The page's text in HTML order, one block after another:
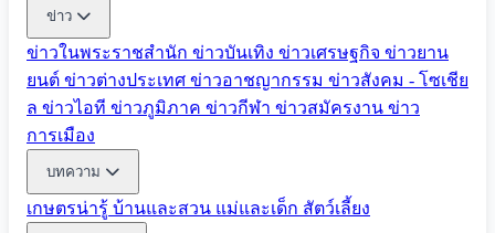
ข่าว
ข่าวในพระราชสำนัก ข่าวบันเทิง ข่าวเศรษฐกิจ ข่าวยาน
ยนต์ ข่าวต่างประเทศ ข่าวอาชญากรรม ข่าวสังคม - โซเชีย
ล ข่าวไอที ข่าวภูมิภาค ข่าวกีฬา ข่าวสมัครงาน ข่าว
การเมือง
บทความ
เกษตรน่ารู้ บ้านและสวน แม่และเด็ก สัตว์เลี้ยง